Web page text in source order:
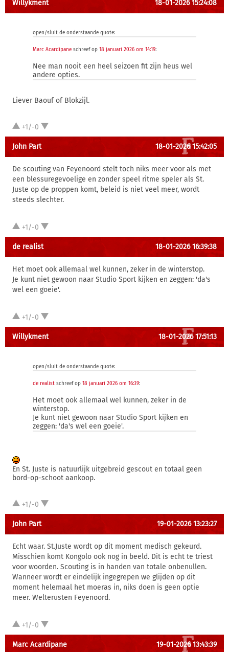
Willykment 18-01-2026 15:24:08
open/sluit de onderstaande quote:
Marc Acardipane schreef op 18 januari 2026 om 14:19:
Nee man nooit een heel seizoen fit zijn heus wel
andere opties.
Liever Baouf of Blokzijl.
+1/-0
John Part 18-01-2026 15:42:05
De scouting van Feyenoord stelt toch niks meer voor als met
een blessuregevoelige en zonder speel ritme speler als St.
Juste op de proppen komt, beleid is niet veel meer, wordt
steeds slechter.
+1/-0
de realist 18-01-2026 16:39:38
Het moet ook allemaal wel kunnen, zeker in de winterstop.
Je kunt niet gewoon naar Studio Sport kijken en zeggen: 'da's
wel een goeie'.
+1/-0
Willykment 18-01-2026 17:51:13
open/sluit de onderstaande quote:
de realist schreef op 18 januari 2026 om 16:39:
Het moet ook allemaal wel kunnen, zeker in de
winterstop.
Je kunt niet gewoon naar Studio Sport kijken en
zeggen: 'da's wel een goeie'.
En St. Juste is natuurlijk uitgebreid gescout en totaal geen
bord-op-schoot aankoop.
+1/-0
John Part 19-01-2026 13:23:27
Echt waar. St.Juste wordt op dit moment medisch gekeurd.
Misschien komt Kongolo ook nog in beeld. Dit is echt te triest
voor woorden. Scouting is in handen van totale onbenullen.
Wanneer wordt er eindelijk ingegrepen we glijden op dit
moment helemaal het moeras in, niks doen is geen optie
meer. Welterusten Feyenoord.
+1/-0
Marc Acardipane 19-01-2026 13:43:39